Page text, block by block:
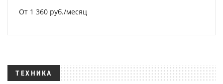
От 1 360 руб./месяц
ТЕХНИКА